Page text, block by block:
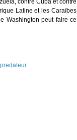
contre Cuba et contre
Latine et les Caraïbes
Washington peut faire ce